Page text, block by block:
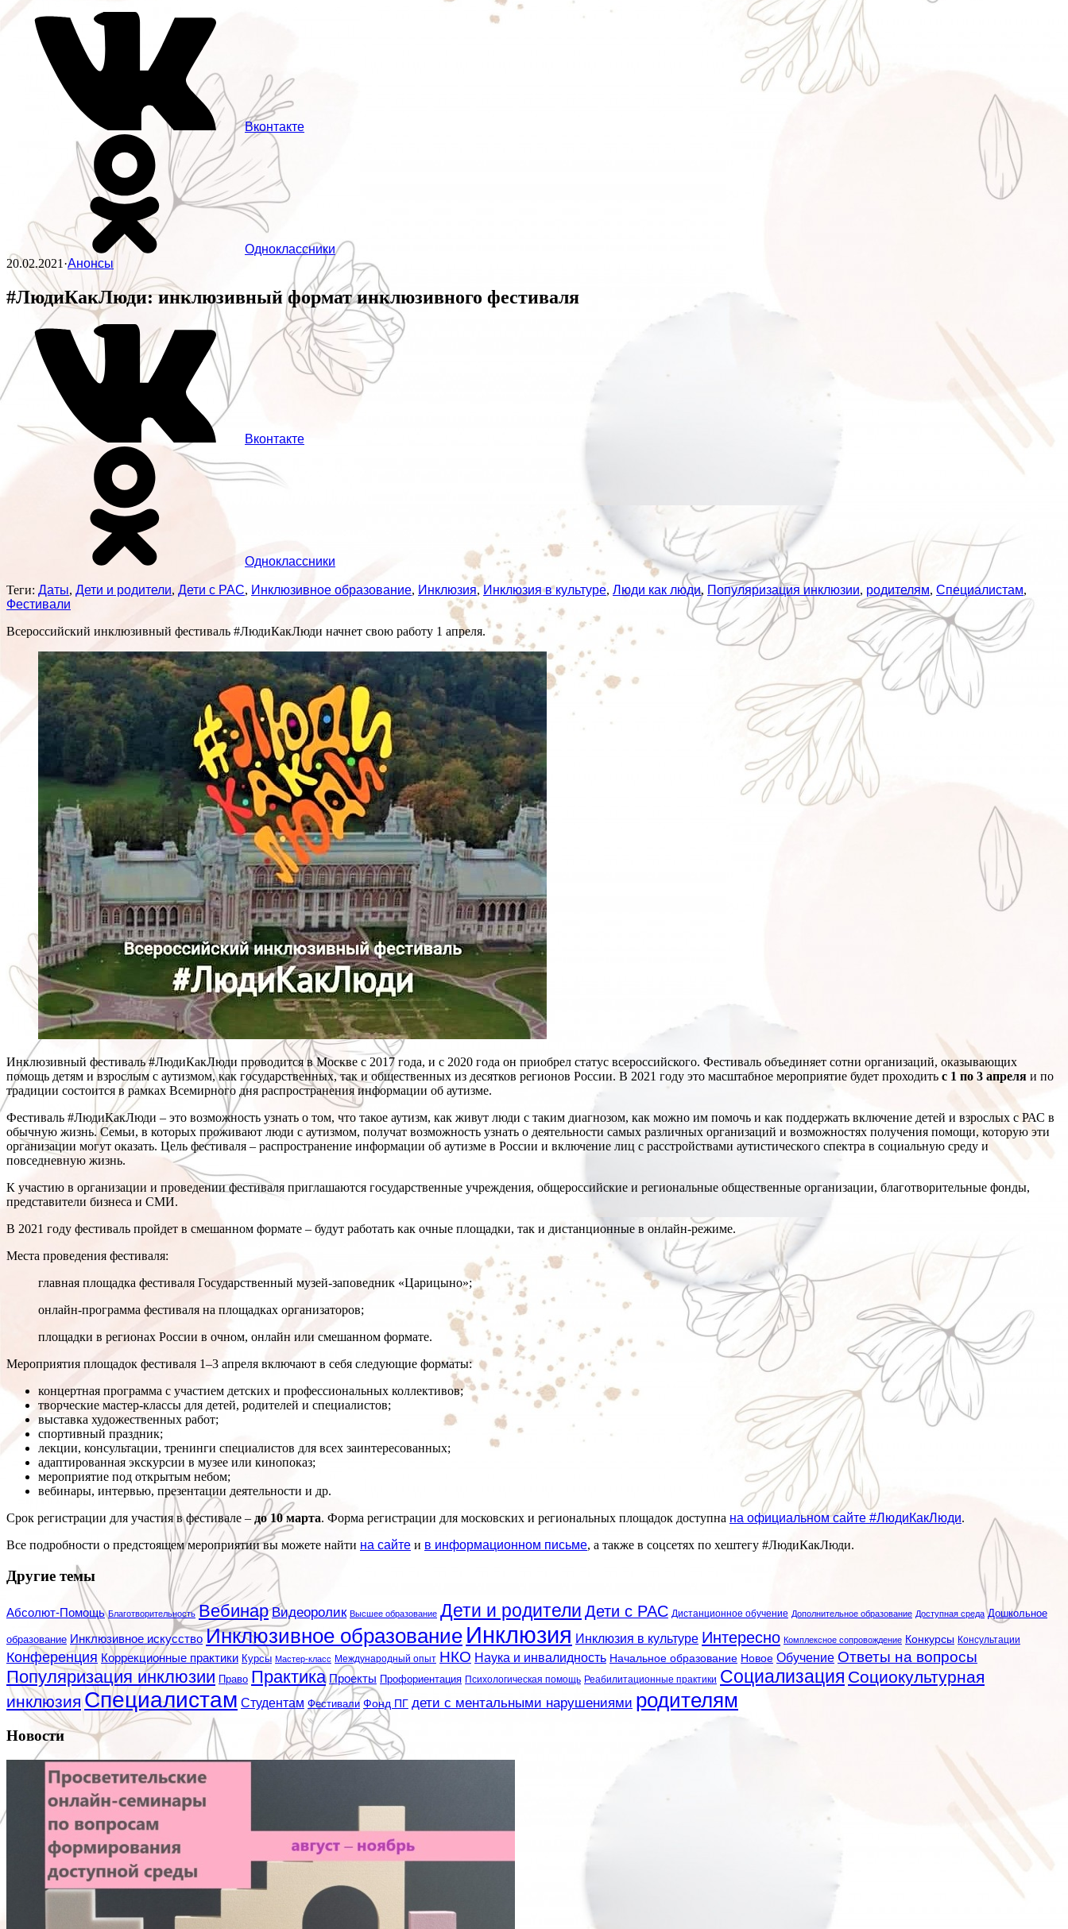
Вконтакте
Одноклассники
20.02.2021·Анонсы
#ЛюдиКакЛюди: инклюзивный формат инклюзивного фестиваля
Вконтакте
Одноклассники
Теги: Даты, Дети и родители, Дети с РАС, Инклюзивное образование, Инклюзия,Инклюзия в культуре, Люди как люди, Популяризация инклюзии, родителям, Специалистам,
Фестивали
Всероссийский инклюзивный фестиваль #ЛюдиКакЛюди начнет свою работу 1 апреля.
Инклюзивный фестиваль #ЛюдиКакЛюди проводится в Москве с 2017 года, и с 2020 года он приобрел статус всероссийского. Фестиваль объединяет сотни организаций, оказывающих
помощь детям и взрослым с аутизмом, как государственных, так и общественных из десятков регионов России. В 2021 году это масштабное мероприятие будет проходить с 1 по 3 апреля и по
традиции состоится в рамках Всемирного дня распространения информации об аутизме.
Фестиваль #ЛюдиКакЛюди – это возможность узнать о том, что такое аутизм, как живут люди с таким диагнозом, как можно им помочь и как поддержать включение детей и взрослых с РАС в
обычную жизнь. Семьи, в которых проживают люди с аутизмом, получат возможность узнать о деятельности самых различных организаций и возможностях получения помощи, которую эти
организации могут оказать. Цель фестиваля – распространение информации об аутизме в России и включение лиц с расстройствами аутистического спектра в социальную среду и
повседневную жизнь.
К участию в организации и проведении фестиваля приглашаются государственные учреждения, общероссийские и региональные общественные организации, благотворительные фонды,
представители бизнеса и СМИ.
В 2021 году фестиваль пройдет в смешанном формате – будут работать как очные площадки, так и дистанционные в онлайн-режиме.
Места проведения фестиваля:
главная площадка фестиваля Государственный музей-заповедник «Царицыно»;
онлайн-программа фестиваля на площадках организаторов;
площадки в регионах России в очном, онлайн или смешанном формате.
Мероприятия площадок фестиваля 1–3 апреля включают в себя следующие форматы:
концертная программа с участием детских и профессиональных коллективов;
творческие мастер-классы для детей, родителей и специалистов;
выставка художественных работ;
спортивный праздник;
лекции, консультации, тренинги специалистов для всех заинтересованных;
адаптированная экскурсии в музее или кинопоказ;
мероприятие под открытым небом;
вебинары, интервью, презентации деятельности и др.
Срок регистрации для участия в фестивале – до 10 марта. Форма регистрации для московских и региональных площадок доступна на официальном сайте #ЛюдиКакЛюди.
Все подробности о предстоящем мероприятии вы можете найти на сайте и в информационном письме, а также в соцсетях по хештегу #ЛюдиКакЛюди.
Другие темы
Абсолют-Помощь Благотворительность Вебинар Видеоролик Высшее образование Дети и родители Дети с РАС Дистанционное обучение Дополнительное образование Доступная среда Дошкольное
образование Инклюзивное искусство Инклюзивное образование Инклюзия Инклюзия в культуре Интересно Комплексное сопровождение Конкурсы Консультации
Конференция Коррекционные практики Курсы Мастер-класс Международный опыт НКО Наука и инвалидность Начальное образование Новое Обучение Ответы на вопросы
Популяризация инклюзии Право Практика Проекты Профориентация Психологическая помощь Реабилитационные практики Социализация Социокультурная
инклюзия Специалистам Студентам Фестивали Фонд ПГ дети с ментальными нарушениями родителям
Новости